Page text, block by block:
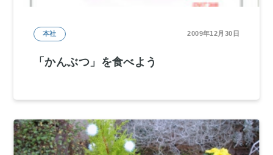
本社 2009年12月30日
「かんぶつ」を食べよう